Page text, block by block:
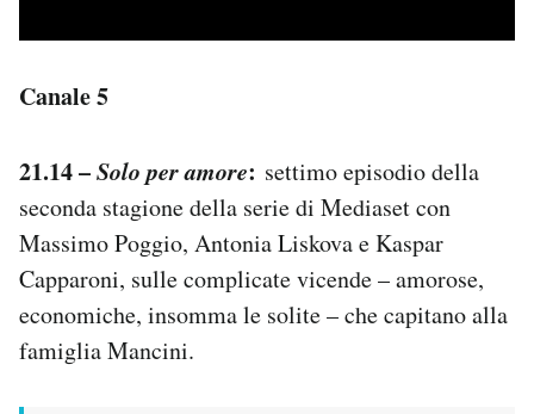
Canale 5
21.14 –Solo per amore: settimo episodio della
seconda stagione della serie di Mediaset con
Massimo Poggio, Antonia Liskova e Kaspar
Capparoni, sulle complicate vicende – amorose,
economiche, insomma le solite – che capitano alla
famiglia Mancini.